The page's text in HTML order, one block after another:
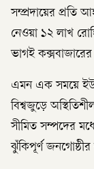
সম্প্রদায়ের প্রতি
নেওয়া ১২ লাখ
ভাগই কক্সবাজারের
এমন এক সময়ে
বিশ্বজুড়ে
সীমিত সম্পদের
ঝুঁকিপূর্ণ